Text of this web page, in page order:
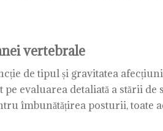
vertebrale
de tipul și gravitatea
evaluarea detaliată a stării de
îmbunătățirea posturii, toate